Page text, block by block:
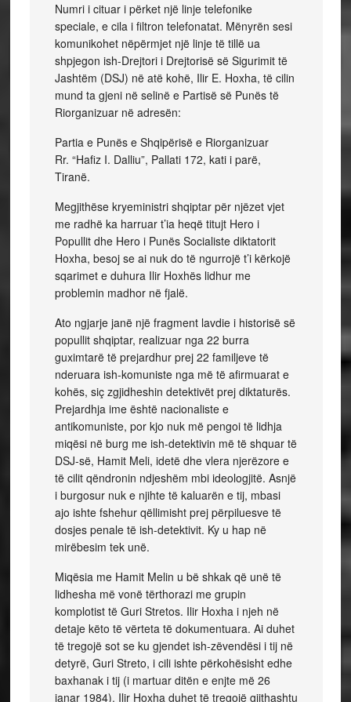
Numri i cituar i përket një linje telefonike
speciale, e cila i filtron telefonatat. Mënyrën sesi
komunikohet nëpërmjet një linje të tillë ua
shpjegon ish-Drejtori i Drejtorisë së Sigurimit të
Jashtëm (DSJ) në atë kohë, Ilir E. Hoxha, të cilin
mund ta gjeni në selinë e Partisë së Punës të
Riorganizuar në adresën:
Partia e Punës e Shqipërisë e Riorganizuar
Rr. “Hafiz I. Dalliu”, Pallati 172, kati i parë,
Tiranë.
Megjithëse kryeministri shqiptar për njëzet vjet
me radhë ka harruar t’ia heqë titujt Hero i
Popullit dhe Hero i Punës Socialiste diktatorit
Hoxha, besoj se ai nuk do të ngurrojë t’i kërkojë
sqarimet e duhura Ilir Hoxhës lidhur me
problemin madhor në fjalë.
Ato ngjarje janë një fragment lavdie i historisë së
popullit shqiptar, realizuar nga 22 burra
guximtarë të prejardhur prej 22 familjeve të
nderuara ish-komuniste nga më të afirmuarat e
kohës, siç zgjidheshin detektivët prej diktaturës.
Prejardhja ime është nacionaliste e
antikomuniste, por kjo nuk më pengoi të lidhja
miqësi në burg me ish-detektivin më të shquar të
DSJ-së, Hamit Meli, idetë dhe vlera njerëzore e
të cilit qëndronin ndjeshëm mbi ideologjitë. Asnjë
i burgosur nuk e njihte të kaluarën e tij, mbasi
ajo ishte fshehur qëllimisht prej përpiluesve të
dosjes penale të ish-detektivit. Ky u hap në
mirëbesim tek unë.
Miqësia me Hamit Melin u bë shkak që unë të
lidhesha më vonë tërthorazi me grupin
komplotist të Guri Stretos. Ilir Hoxha i njeh në
detaje këto të vërteta të dokumentuara. Ai duhet
të tregojë sot se ku gjendet ish-zëvendësi i tij në
detyrë, Guri Streto, i cili ishte përkohësisht edhe
baxhanak i tij (i martuar ditën e enjte më 26
janar 1984). Ilir Hoxha duhet të tregojë gjithashtu